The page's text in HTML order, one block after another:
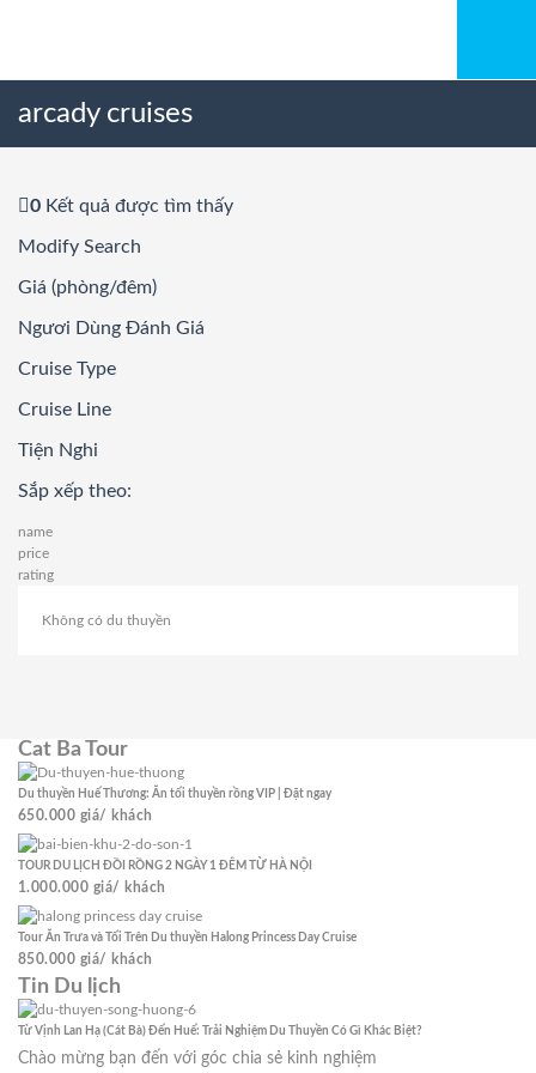
arcady cruises
0 Kết quả được tìm thấy
Modify Search
Giá (phòng/đêm)
Ngươi Dùng Đánh Giá
Cruise Type
Cruise Line
Tiện Nghi
Sắp xếp theo:
name
price
rating
Không có du thuyền
Cat Ba Tour
Du thuyền Huế Thương: Ăn tối thuyền rồng VIP | Đặt ngay
650.000 giá/ khách
TOUR DU LỊCH ĐỒI RỒNG 2 NGÀY 1 ĐÊM TỪ HÀ NỘI
1.000.000 giá/ khách
Tour Ăn Trưa và Tối Trên Du thuyền Halong Princess Day Cruise
850.000 giá/ khách
Tin Du lịch
Từ Vịnh Lan Hạ (Cát Bà) Đến Huế: Trải Nghiệm Du Thuyền Có Gì Khác Biệt?
Chào mừng bạn đến với góc chia sẻ kinh nghiệm